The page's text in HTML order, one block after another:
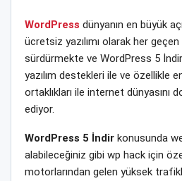
WordPress dünyanın en büyük
ücretsiz yazılımı olarak her
sürdürmekte ve WordPress 5
yazılım destekleri ile ve özellikle
ortaklıkları ile internet dünyasını
ediyor.
WordPress 5 İndir konusunda
alabileceğiniz gibi wp hack için
motorlarından gelen yüksek